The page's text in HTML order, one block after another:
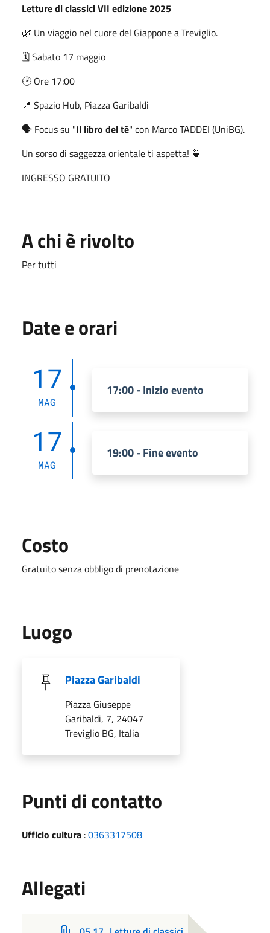
Letture di classici VII edizione 2025
🌿 Un viaggio nel cuore del Giappone a Treviglio.
🗓️ Sabato 17 maggio
🕑 Ore 17:00
📍 Spazio Hub, Piazza Garibaldi
🗣️ Focus su "Il libro del tè" con Marco TADDEI (UniBG).
Un sorso di saggezza orientale ti aspetta! 🍵
INGRESSO GRATUITO
A chi è rivolto
Per tutti
Date e orari
17
MAG
17:00 - Inizio evento
17
MAG
19:00 - Fine evento
Costo
Gratuito senza obbligo di prenotazione
Luogo
Piazza Garibaldi
Piazza Giuseppe
Garibaldi, 7, 24047
Treviglio BG, Italia
Punti di contatto
Ufficio cultura :0363317508
Allegati